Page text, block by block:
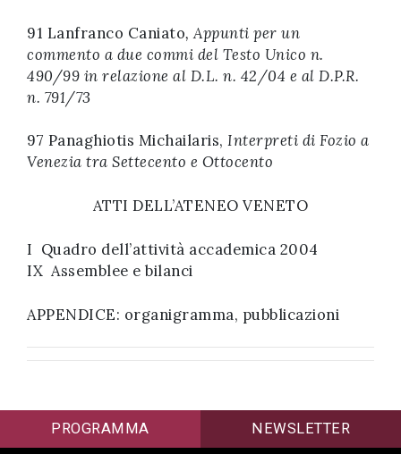
91 Lanfranco Caniato, Appunti per un
commento a due commi del Testo Unico n.
490/99 in relazione al D.L. n. 42/04 e al D.P.R.
n. 791/73
97 Panaghiotis Michailaris, Interpreti di Fozio a
Venezia tra Settecento e Ottocento
ATTI DELL’ATENEO VENETO
I Quadro dell’attività accademica 2004
IX Assemblee e bilanci
APPENDICE: organigramma, pubblicazioni
PROGRAMMA NEWSLETTER